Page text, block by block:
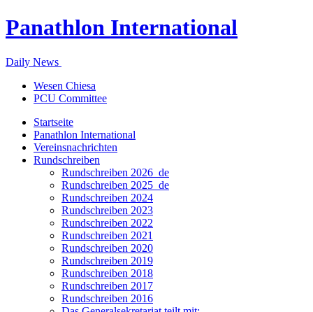
Panathlon International
Daily News
Wesen Chiesa
PCU Committee
Startseite
Panathlon International
Vereinsnachrichten
Rundschreiben
Rundschreiben 2026_de
Rundschreiben 2025_de
Rundschreiben 2024
Rundschreiben 2023
Rundschreiben 2022
Rundschreiben 2021
Rundschreiben 2020
Rundschreiben 2019
Rundschreiben 2018
Rundschreiben 2017
Rundschreiben 2016